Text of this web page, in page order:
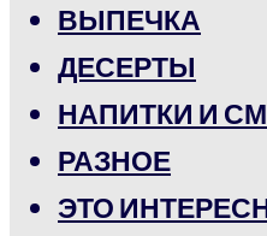
ВЫПЕЧКА
ДЕСЕРТЫ
НАПИТКИ И
РАЗНОЕ
ЭТО